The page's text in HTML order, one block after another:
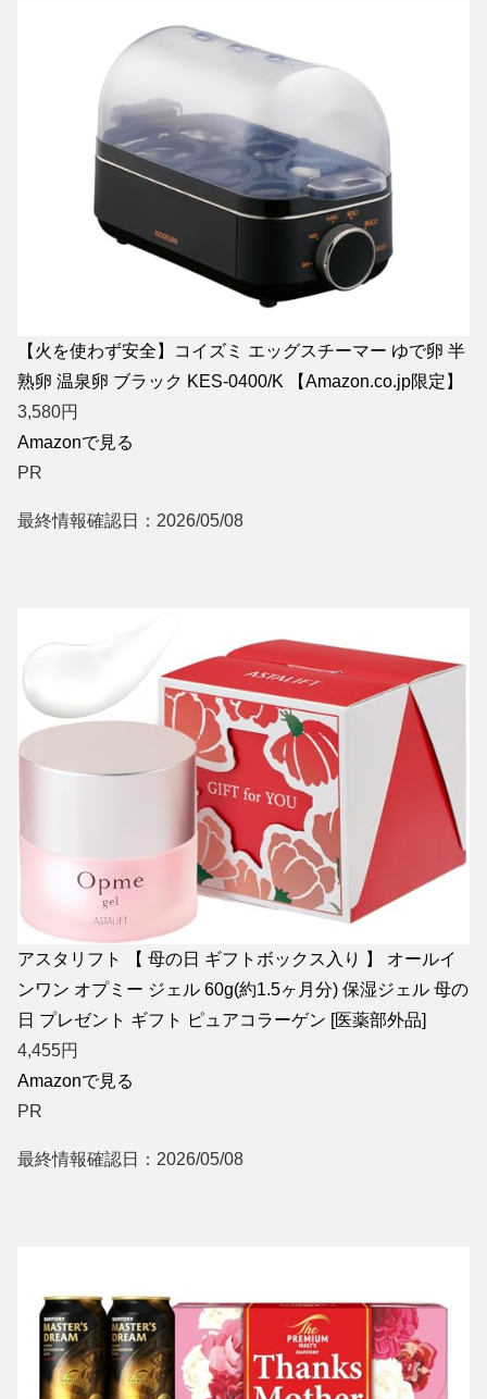
【火を使わず安全】コイズミ エッグスチーマー ゆで卵 半
熟卵 温泉卵 ブラック KES-0400/K 【Amazon.co.jp限定】
3,580円
Amazonで見る
PR
最終情報確認日：2026/05/08
アスタリフト 【 母の日 ギフトボックス入り 】 オールイ
ンワン オプミー ジェル 60g(約1.5ヶ月分) 保湿ジェル 母の
日 プレゼント ギフト ピュアコラーゲン [医薬部外品]
4,455円
Amazonで見る
PR
最終情報確認日：2026/05/08